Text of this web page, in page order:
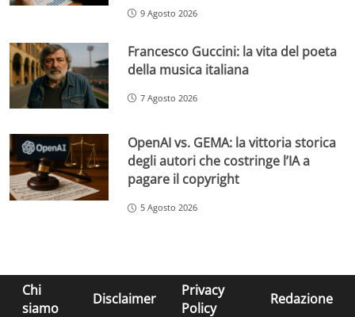
9 Agosto 2026
Francesco Guccini: la vita del poeta
della musica italiana
7 Agosto 2026
OpenAI vs. GEMA: la vittoria storica
degli autori che costringe l’IA a
pagare il copyright
5 Agosto 2026
Chi
siamo
Disclaimer
Privacy
Policy
Redazione